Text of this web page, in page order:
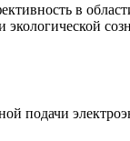
в
подачи